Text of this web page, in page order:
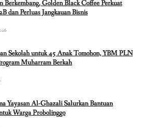
Berkembang, Golden Black Coffee Perkuat
dan Perluas Jangkauan Bisnis
Sekolah untuk 45 Anak Tomohon, YBM PLN
Muharram Berkah
Yayasan Al-Ghazali Salurkan Bantuan
Warga Probolinggo